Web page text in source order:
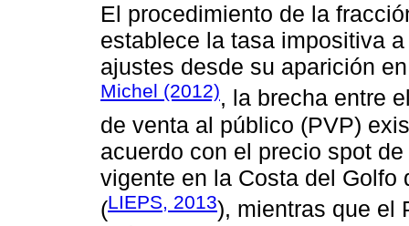
El procedimiento de la
establece la tasa impositiva
ajustes desde su aparición
Michel (2012), la brecha entre
de venta al público (PVP)
acuerdo con el precio spot
vigente en la Costa del Golfo
(LIEPS, 2013), mientras que el